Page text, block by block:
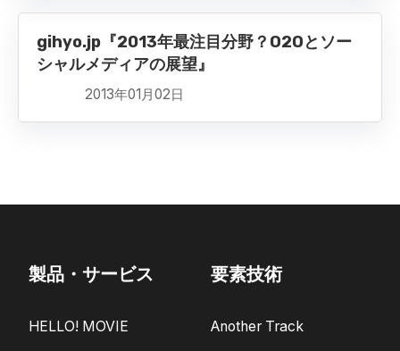
gihyo.jp『2013年最注目分野？O2Oとソー
シャルメディアの展望』
2013年01月02日
製品・サービス
HELLO! MOVIE
要素技術
Another Track